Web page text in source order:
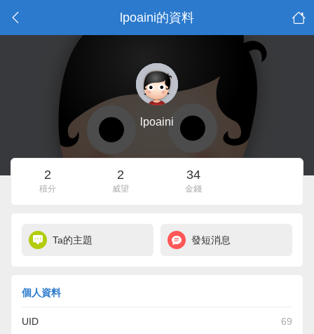
lpoaini的資料
lpoaini
2
積分
2
威望
34
金錢
Ta的主題 發短消息
個人資料
UID 69